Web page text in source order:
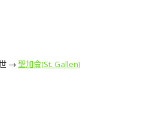
→ 聖加侖(St. Gallen)